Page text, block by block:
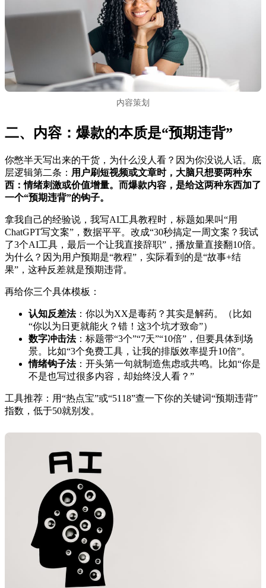
内容策划
二、内容：爆款的本质是“预期违背”
你憋半天写出来的干货，为什么没人看？因为你没说人话。底
层逻辑第二条： 用户刷短视频或文章时，大脑只想要两种东
西：情绪刺激或价值增量。而爆款内容，是给这两种东西加了
一个“预期违背”的钩子。
拿我自己的经验说，我写AI工具教程时，标题如果叫“用
ChatGPT写文案”，数据平平。改成“30秒搞定一周文案？我试
了3个AI工具，最后一个让我直接辞职”，播放量直接翻10倍。
为什么？因为用户预期是“教程”，实际看到的是“故事+结
果”，这种反差就是预期违背。
再给你三个具体模板：
认知反差法：你以为XX是毒药？其实是解药。（比如
“你以为日更就能火？错！这3个坑才致命”）
数字冲击法：标题带“3个”“7天”“10倍”，但要具体到场
景。比如“3个免费工具，让我的排版效率提升10倍”。
情绪钩子法：开头第一句就制造焦虑或共鸣。比如“你是
不是也写过很多内容，却始终没人看？”
工具推荐：用“热点宝”或“5118”查一下你的关键词“预期违背”
指数，低于50就别发。